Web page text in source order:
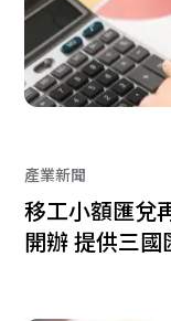
產業新聞
移工小額匯兌
開辦 提供三國